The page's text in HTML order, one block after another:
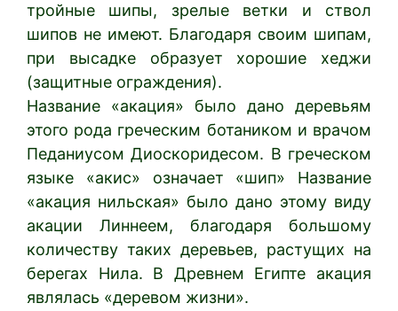
тройные шипы, зрелые ветки и ствол
шипов не имеют. Благодаря своим шипам,
при высадке образует хорошие хеджи
(защитные ограждения).
Название «акация» было дано деревьям
этого рода греческим ботаником и врачом
Педаниусом Диоскоридесом. В греческом
языке «акис» означает «шип» Название
«акация нильская» было дано этому виду
акации Линнеем, благодаря большому
количеству таких деревьев, растущих на
берегах Нила. В Древнем Египте акация
являлась «деревом жизни».